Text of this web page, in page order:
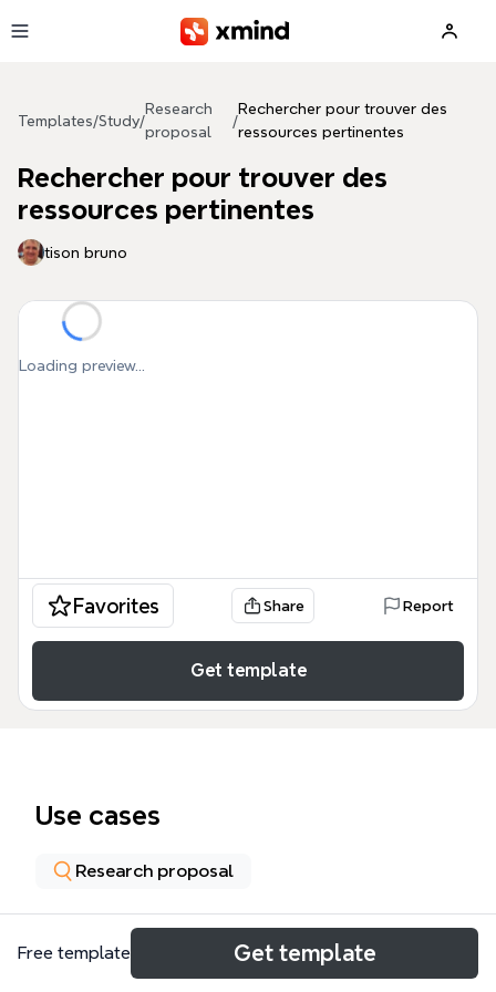
Templates/Study/
Research
proposal
/
Rechercher pour trouver des
ressources pertinentes
Rechercher pour trouver des
ressources pertinentes
tison bruno
Loading preview...
Favorites Share Report
Get template
Use cases
Research proposal
About
Free template Get template